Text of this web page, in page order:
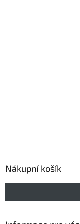
Nákupní košík